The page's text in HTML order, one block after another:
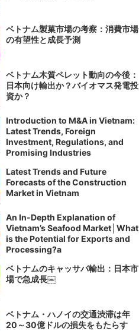
ベトナム製菓市場の考察：消費市場
の有望性と成長予測
ベトナム木質ペレット動向の今後：
日本向け輸出か？バイオマス発電投
資か？
Introduction to M&A in Vietnam:
Latest Trends, Foreign
Investment, Regulations, and
Promising Industries
Latest Trends and Future
Forecasts of the Construction
Market in Vietnam
An In-Depth Explanation of
Vietnam’s Seafood Market│What
is the Potential for Exports and
Processing?a
ベトナムのキャッサバ輸出：日本市
場で急成長￼
ベトナム・ハノイの交通渋滞は年
20～30億ドルの損失をもたらす